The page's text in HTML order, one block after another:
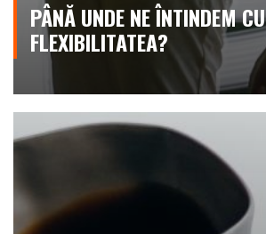
PÂNĂ UNDE NE ÎNTINDEM CU
FLEXIBILITATEA?